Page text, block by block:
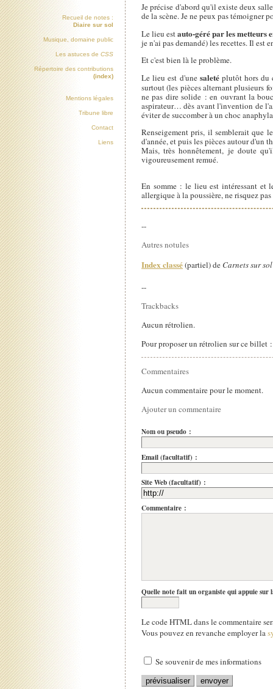
Je précise d'abord qu'il existe deux
de la scène. Je ne peux pas témoigner
Le lieu estauto-géré par les metteurs
je n'ai pas demandé) les recettes. Il est
Et c'est bien là le problème.
Le lieu est d'une saletéplutôt hors du
surtout (les pièces alternant plusieurs
ne pas dire solide : en ouvrant la
aspirateur… dès avant l'invention de
éviter de succomber à un choc
Renseigement pris, il semblerait que
d'année, et puis les pièces autour d'un
Mais, très honnêtement, je doute
vigoureusement remué.
En somme : le lieu est intéressant et
allergique à la poussière, ne risquez
--
Autres notules
Index classé(partiel) de Carnets sur sol
--
Trackbacks
Aucun rétrolien.
Pour proposer un rétrolien sur ce
Commentaires
Aucun commentaire pour le moment.
Ajouter un commentaire
Nom ou pseudo :
Email (facultatif) :
Site Web (facultatif) :
Commentaire :
Quelle note fait un organiste qui appuie sur
Le code HTML dans le commentaire
Vous pouvez en revanche employer la
Se souvenir de mes informations
Recueil de notes :
Diaire sur sol
Musique, domaine public
Les astuces de CSS
Répertoire des contributions
(index)
Mentions légales
Tribune libre
Contact
Liens